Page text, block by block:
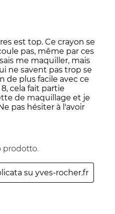
est top. Ce crayon se
pas, même par ces
me maquiller, mais
ne savent pas trop se
de plus facile avec ce
cela fait partie
de maquillage et je
pas hésiter à l'avoir
prodotto.
su yves-rocher.fr